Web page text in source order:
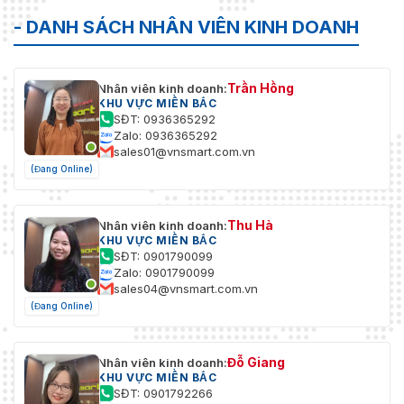
Tốc Độ
Thu
Phóng Kỹ
Thuật Số
16 x
Góc Nhìn
Cách Làm
Việc
100 mm đến 1500 mm (Tele rộng)
Phạm Vi
Khẩu Độ
F1.2 đến F4.6
Màn Trập
WDR 140dB
- DANH SÁCH NHÂN VIÊN KINH DOANH
(Đang Online)
Nhân viên kinh doanh:Trần Hồng
KHU VỰC MIỀN BẮC
SĐT: 0936365292
Zalo: 0936365292
sales01@vnsmart.com.vn
(Đang Online)
Nhân viên kinh doanh:Thu Hà
KHU VỰC MIỀN BẮC
SĐT: 0901790099
Zalo: 0901790099
sales04@vnsmart.com.vn
Nhân viên kinh doanh:Đỗ Giang
KHU VỰC MIỀN BẮC
SĐT: 0901792266